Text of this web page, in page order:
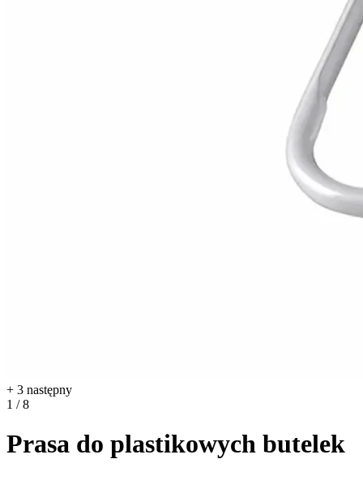
+ 3 następny
1 / 8
Prasa do plastikowych butelek